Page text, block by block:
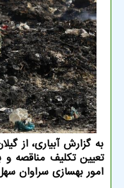
به گزارش آبیاری، از
تعیین تکلیف مناقصه و
امور بهسازی سراوان